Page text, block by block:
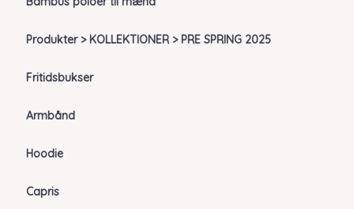
Produkter > KOLLEKTIONER > PRE SPRING 2025
Fritidsbukser
Armbånd
Hoodie
Capris